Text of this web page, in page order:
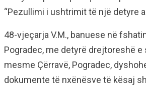
“Pezullimi i ushtrimit të një detyre
48-vjeçarja V.M., banuese në
Pogradec, me detyrë drejtoreshë e
mesme Çërravë, Pogradec,
dokumente të nxënësve të kësaj